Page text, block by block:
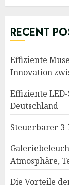
RECENT
Effiziente
Innovation
Effiziente
Deutschland
Steuerbarer
Atmosphäre,
Die Vorteile